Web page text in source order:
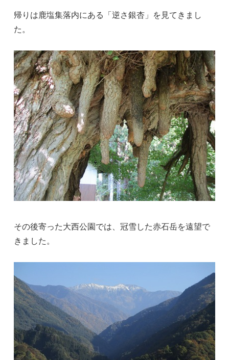
帰りは鹿塩集落内にある「逆さ銀杏」を見てきまし
た。
その後寄った大西公園では、冠雪した赤石岳を遠望で
きました。